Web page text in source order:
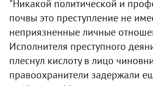
"Никакой политической и
почвы это преступление не
неприязненные личные
Исполнителя преступного
плеснул кислоту в лицо
правоохранители задержали